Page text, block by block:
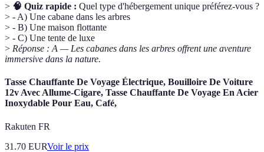
> 🧠 Quiz rapide : Quel type d'hébergement unique préférez-vous ?
> - A) Une cabane dans les arbres
> - B) Une maison flottante
> - C) Une tente de luxe
> Réponse : A — Les cabanes dans les arbres offrent une aventure
immersive dans la nature.
Tasse Chauffante De Voyage Électrique, Bouilloire De Voiture
12v Avec Allume-Cigare, Tasse Chauffante De Voyage En Acier
Inoxydable Pour Eau, Café,
Rakuten FR
31.70 EURVoir le prix